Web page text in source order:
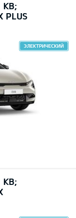
КВ;
PLUS
ЭЛЕКТРИЧЕСКИЙ
КВ;